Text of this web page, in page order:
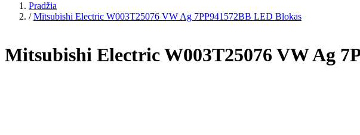
Pradžia
/ Mitsubishi Electric W003T25076 VW Ag 7PP941572BB LED Blokas
Mitsubishi Electric W003T25076 VW Ag